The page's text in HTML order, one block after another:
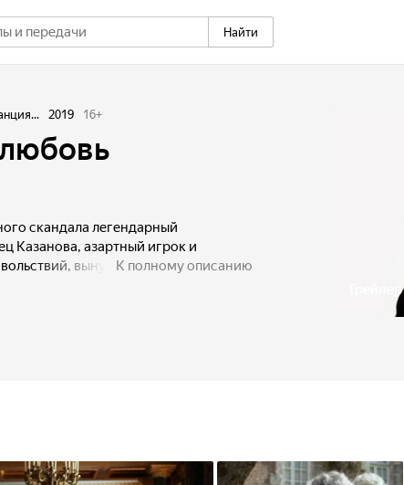
Найти
Трейлер
2019 16+
скандала легендарный
Казанова, азартный игрок и
вынужден бежать из
великий соблазнитель готов
К полному описанию